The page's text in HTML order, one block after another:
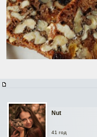
Nut
41 год